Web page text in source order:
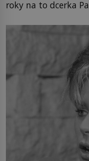
roky na to dcerka